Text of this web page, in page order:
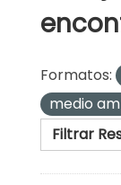
Formatos:
medio
Filtrar